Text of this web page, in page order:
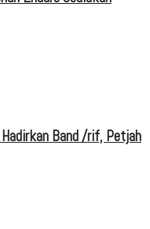
Band /rif, Petjah